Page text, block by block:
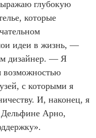
глубокую
которые
идеи в жизнь, —
дизайнер. — Я
возможностью
с которыми я
И, наконец, я
Дельфине Арно,